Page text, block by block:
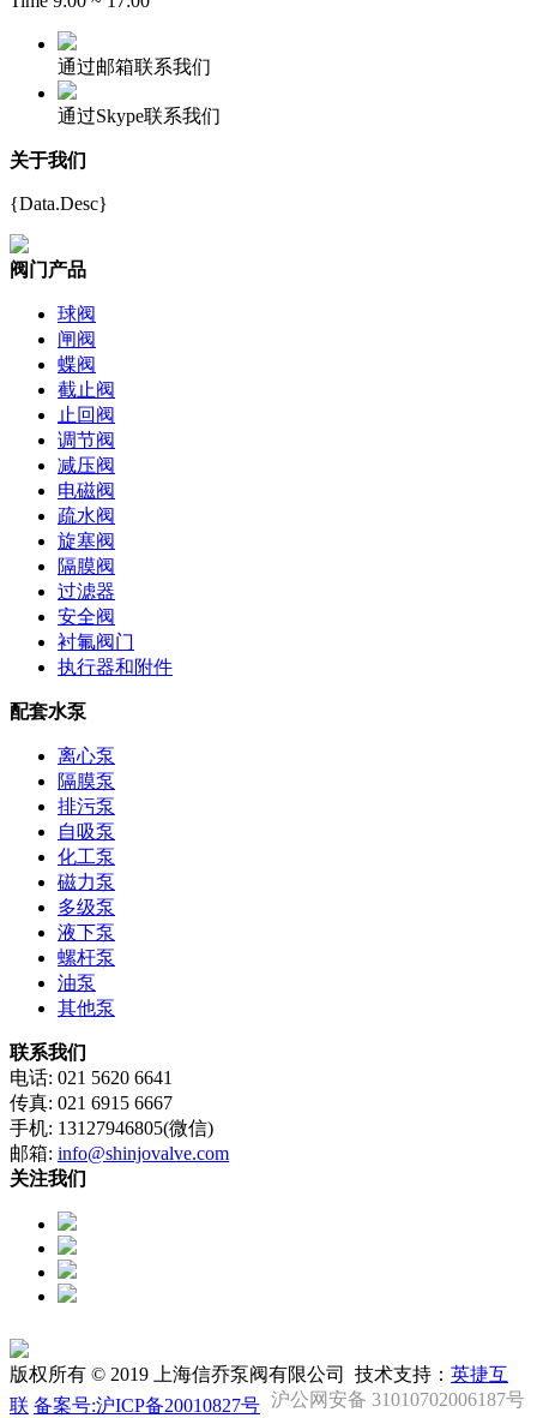
通过邮箱联系我们
通过Skype联系我们
关于我们
{Data.Desc}
阀门产品
球阀
闸阀
蝶阀
截止阀
止回阀
调节阀
减压阀
电磁阀
疏水阀
旋塞阀
隔膜阀
过滤器
安全阀
衬氟阀门
执行器和附件
配套水泵
离心泵
隔膜泵
排污泵
自吸泵
化工泵
磁力泵
多级泵
液下泵
螺杆泵
油泵
其他泵
联系我们
电话: 021 5620 6641
传真: 021 6915 6667
手机: 13127946805(微信)
邮箱: info@shinjovalve.com
关注我们
版权所有 © 2019 上海信乔泵阀有限公司 技术支持： 英捷互
联 备案号:沪ICP备20010827号 沪公网安备 31010702006187号